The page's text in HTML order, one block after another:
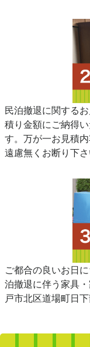
民泊撤退に関する
積り金額にご納得
す。万が一お見積
遠慮無くお断り下さ
ご都合の良いお日
泊撤退に伴う家具
戸市北区道場町日